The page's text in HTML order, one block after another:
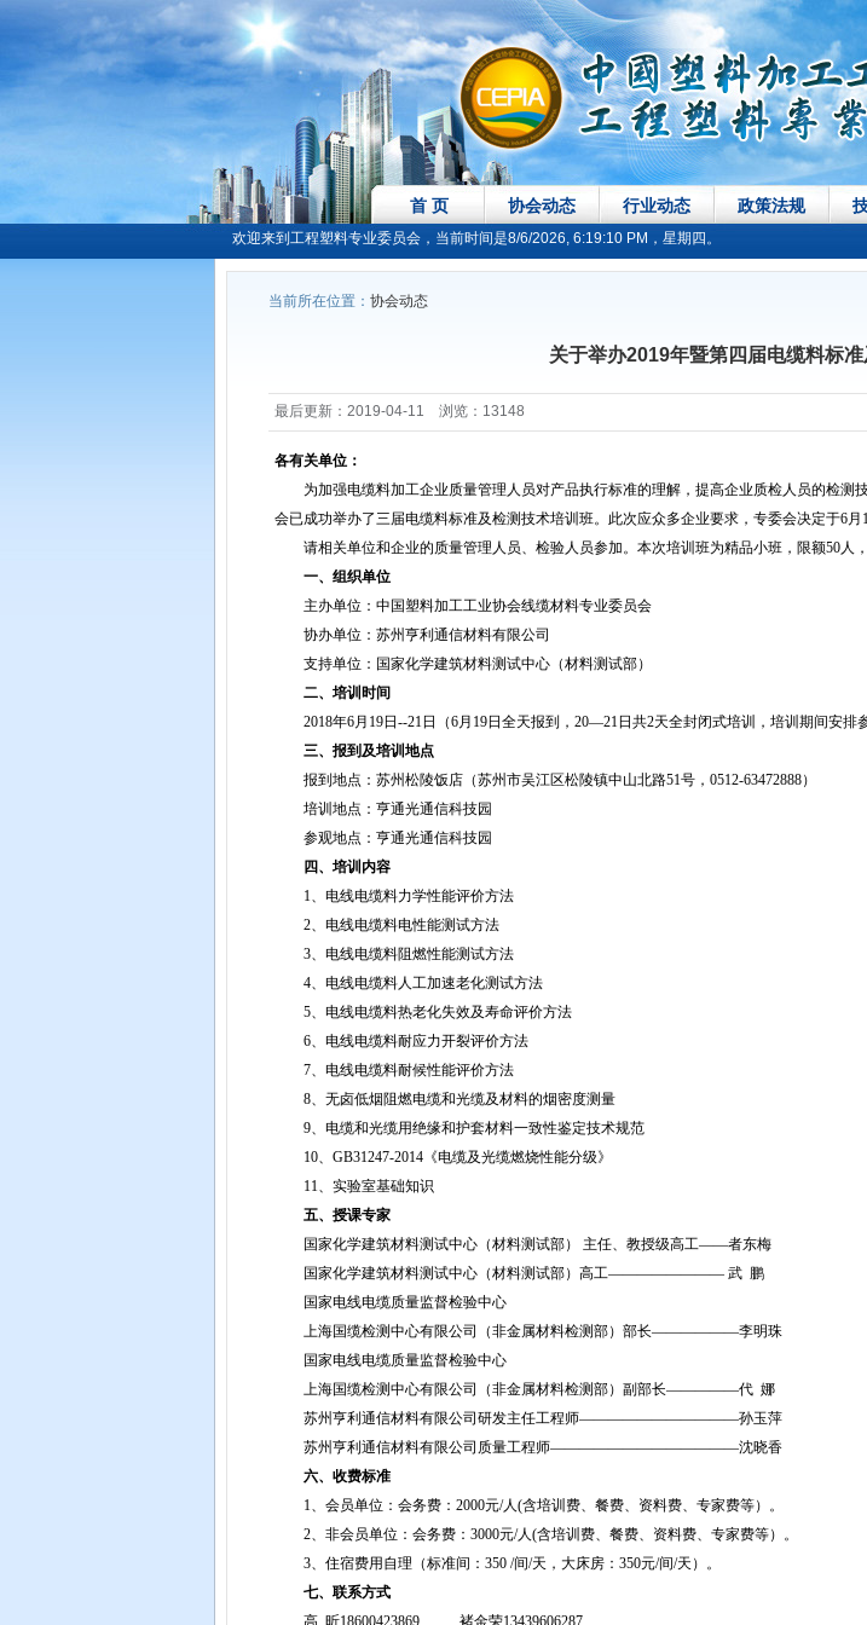
首 页 协会动态 行业动态 政策法规
欢迎来到工程塑料专业委员会，当前时间是8/6/2026, 6:19:10 PM，星期四。
当前所在位置： 协会动态
关于举办2019年暨第四届电缆料标
最后更新：2019-04-11 浏览：13148
各有关单位：
为加强电缆料加工企业质量管理人员对产品执行标准的理解，提高企业质检人员的检测
会已成功举办了三届电缆料标准及检测技术培训班。此次应众多企业要求，专委会决定于6
请相关单位和企业的质量管理人员、检验人员参加。本次培训班为精品小班，限额50人，
一、组织单位
主办单位：中国塑料加工工业协会线缆材料专业委员会
协办单位：苏州亨利通信材料有限公司
支持单位：国家化学建筑材料测试中心（材料测试部）
二、培训时间
2018年6月19日--21日（6月19日全天报到，20—21日共2天全封闭式培训，培训期间安排
三、报到及培训地点
报到地点：苏州松陵饭店（苏州市吴江区松陵镇中山北路51号，0512-63472888）
培训地点：亨通光通信科技园
参观地点：亨通光通信科技园
四、培训内容
1、电线电缆料力学性能评价方法
2、电线电缆料电性能测试方法
3、电线电缆料阻燃性能测试方法
4、电线电缆料人工加速老化测试方法
5、电线电缆料热老化失效及寿命评价方法
6、电线电缆料耐应力开裂评价方法
7、电线电缆料耐候性能评价方法
8、无卤低烟阻燃电缆和光缆及材料的烟密度测量
9、电缆和光缆用绝缘和护套材料一致性鉴定技术规范
10、GB31247-2014《电缆及光缆燃烧性能分级》
11、实验室基础知识
五、授课专家
国家化学建筑材料测试中心（材料测试部） 主任、教授级高工——者东梅
国家化学建筑材料测试中心（材料测试部）高工———————— 武 鹏
国家电线电缆质量监督检验中心
上海国缆检测中心有限公司（非金属材料检测部）部长——————李明珠
国家电线电缆质量监督检验中心
上海国缆检测中心有限公司（非金属材料检测部）副部长—————代 娜
苏州亨利通信材料有限公司研发主任工程师———————————孙玉萍
苏州亨利通信材料有限公司质量工程师—————————————沈晓香
六、收费标准
1、会员单位：会务费：2000元/人(含培训费、餐费、资料费、专家费等）。
2、非会员单位：会务费：3000元/人(含培训费、餐费、资料费、专家费等）。
3、住宿费用自理（标准间：350 /间/天，大床房：350元/间/天）。
七、联系方式
高 昕18600423869 褚金荣13439606287